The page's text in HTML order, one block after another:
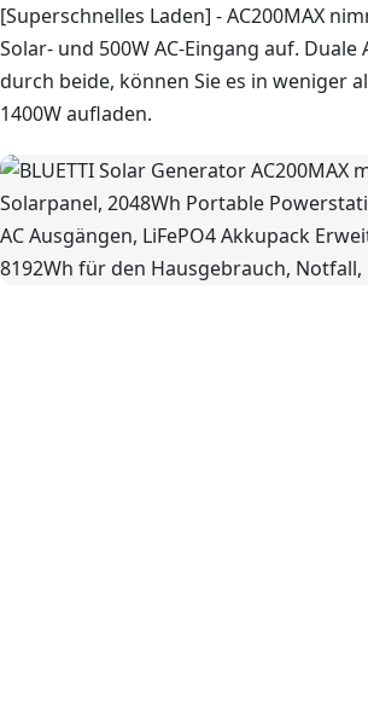
[Superschnelles Laden] - AC200MAX
Solar- und 500W AC-Eingang auf. Duale
durch beide, können Sie es in weniger
1400W aufladen.